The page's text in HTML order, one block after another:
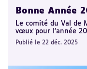
Bonne Année
Le comité du Val de
vœux pour l'année
Publié le 22 déc. 2025